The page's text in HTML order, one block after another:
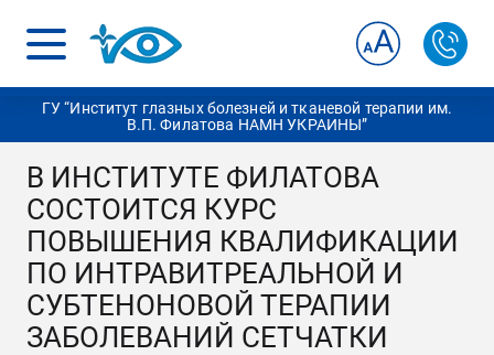
ГУ “Институт глазных болезней и тканевой терапии им.
В.П. Филатова НАМН УКРАИНЫ”
В ИНСТИТУТЕ ФИЛАТОВА
СОСТОИТСЯ КУРС
ПОВЫШЕНИЯ КВАЛИФИКАЦИИ
ПО ИНТРАВИТРЕАЛЬНОЙ И
СУБТЕНОНОВОЙ ТЕРАПИИ
ЗАБОЛЕВАНИЙ СЕТЧАТКИ